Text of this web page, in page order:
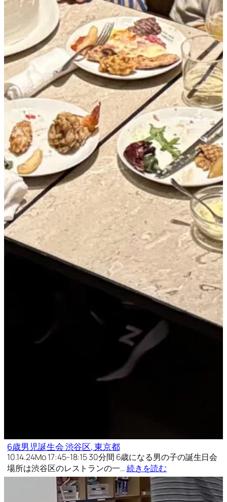
6歳男児誕生会 渋谷区, 東京都
10.14.24Mo 17:45-18:15 30分間 6歳になる男の子の誕生日会
場所は渋谷区のレストランの一…続きを読む